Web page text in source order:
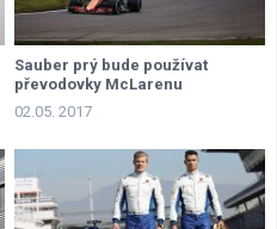
Sauber prý bude používat
převodovky McLarenu
02.05. 2017